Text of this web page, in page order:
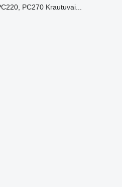
PC270 Krautuvai...